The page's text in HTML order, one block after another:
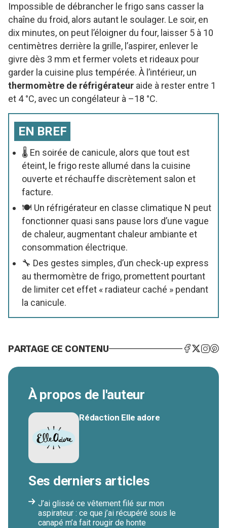
Impossible de débrancher le frigo sans casser la
chaîne du froid, alors autant le soulager. Le soir, en
dix minutes, on peut l’éloigner du four, laisser 5 à 10
centimètres derrière la grille, l’aspirer, enlever le
givre dès 3 mm et fermer volets et rideaux pour
garder la cuisine plus tempérée. À l’intérieur, un
thermomètre de réfrigérateur aide à rester entre 1
et 4 °C, avec un congélateur à –18 °C.
EN BREF
🌡️ En soirée de canicule, alors que tout est
éteint, le frigo reste allumé dans la cuisine
ouverte et réchauffe discrètement salon et
facture.
🍽️ Un réfrigérateur en classe climatique N peut
fonctionner quasi sans pause lors d’une vague
de chaleur, augmentant chaleur ambiante et
consommation électrique.
🔧 Des gestes simples, d’un check-up express
au thermomètre de frigo, promettent pourtant
de limiter cet effet « radiateur caché » pendant
la canicule.
PARTAGE CE CONTENU
À propos de l'auteur
Rédaction Elle adore
Ses derniers articles
J’ai glissé ce vêtement filé sur mon
aspirateur : ce que j’ai récupéré sous le
canapé m’a fait rougir de honte